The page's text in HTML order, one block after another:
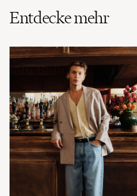
Entdecke mehr